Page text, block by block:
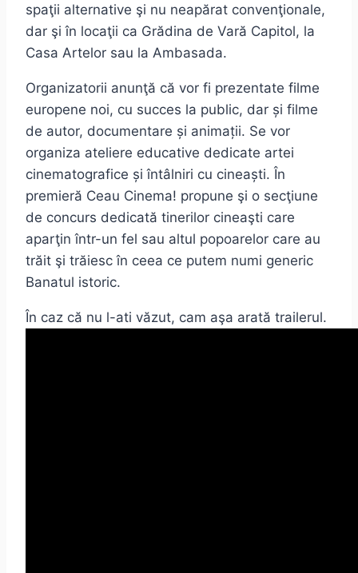
spaţii alternative şi nu neapărat convenţionale,
dar şi în locaţii ca Grădina de Vară Capitol, la
Casa Artelor sau la Ambasada.
Organizatorii anunţă că vor fi prezentate filme
europene noi, cu succes la public, dar și filme
de autor, documentare și animații. Se vor
organiza ateliere educative dedicate artei
cinematografice și întâlniri cu cineaști. În
premieră Ceau Cinema! propune şi o secţiune
de concurs dedicată tinerilor cineaşti care
aparţin într-un fel sau altul popoarelor care au
trăit şi trăiesc în ceea ce putem numi generic
Banatul istoric.
În caz că nu l-ati văzut, cam aşa arată trailerul.